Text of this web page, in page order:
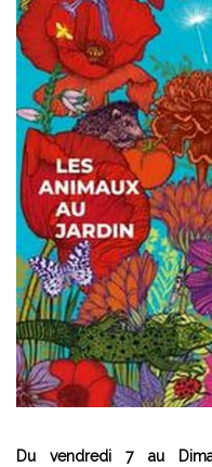
Du vendredi 7 au